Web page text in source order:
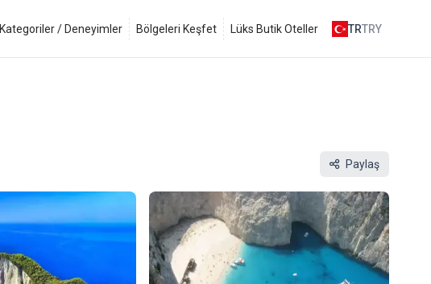
Kategoriler / Deneyimler Bölgeleri Keşfet Lüks Butik Oteller TRTRY
Paylaş